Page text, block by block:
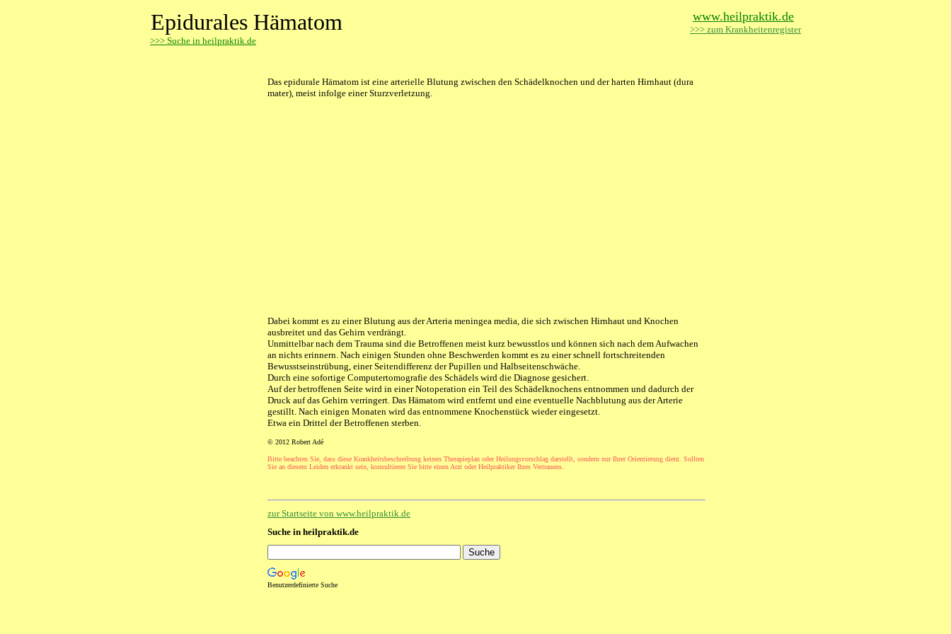
Epidurales Hämatom
>>> Suche in heilpraktik.de
www.heilpraktik.de
>>> zum Krankheitenregister
Das epidurale Hämatom ist eine arterielle Blutung zwischen den Schädelknochen und der harten Hirnhaut (dura
mater), meist infolge einer Sturzverletzung.
Dabei kommt es zu einer Blutung aus der Arteria meningea media, die sich zwischen Hirnhaut und Knochen
ausbreitet und das Gehirn verdrängt.
Unmittelbar nach dem Trauma sind die Betroffenen meist kurz bewusstlos und können sich nach dem Aufwachen
an nichts erinnern. Nach einigen Stunden ohne Beschwerden kommt es zu einer schnell fortschreitenden
Bewusstseinstrübung, einer Seitendifferenz der Pupillen und Halbseitenschwäche.
Durch eine sofortige Computertomografie des Schädels wird die Diagnose gesichert.
Auf der betroffenen Seite wird in einer Notoperation ein Teil des Schädelknochens entnommen und dadurch der
Druck auf das Gehirn verringert. Das Hämatom wird entfernt und eine eventuelle Nachblutung aus der Arterie
gestillt. Nach einigen Monaten wird das entnommene Knochenstück wieder eingesetzt.
Etwa ein Drittel der Betroffenen sterben.
© 2012 Robert Adé
Bitte beachten Sie, dass diese Krankheitsbeschreibung keinen Therapieplan oder Heilungsvorschlag darstellt, sondern nur Ihrer Orientierung dient. Sollten
Sie an diesem Leiden erkrankt sein, konsultieren Sie bitte einen Arzt oder Heilpraktiker Ihres Vertrauens.
zur Startseite von www.heilpraktik.de
Suche in heilpraktik.de
Benutzerdefinierte Suche